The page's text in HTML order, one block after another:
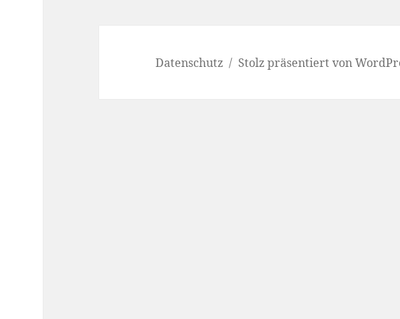
Datenschutz Stolz präsentiert von